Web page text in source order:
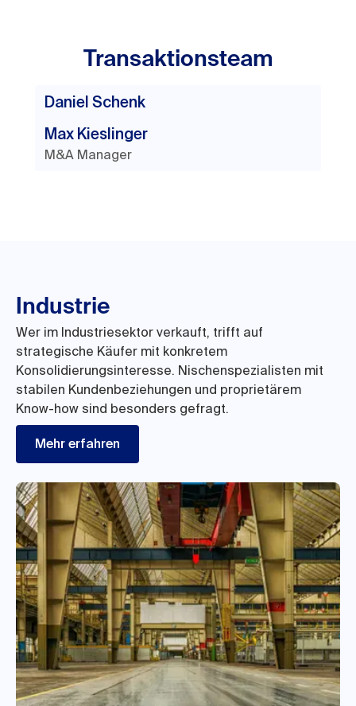
Transaktionsteam
Das folgende Team hat die Transaktion
Daniel Schenk
Max Kieslinger
M&A Manager
Industrie
Wer im Industriesektor verkauft, trifft auf
strategische Käufer mit konkretem
Konsolidierungsinteresse. Nischenspezialisten mit
stabilen Kundenbeziehungen und proprietärem
Know-how sind besonders gefragt.
Mehr erfahren